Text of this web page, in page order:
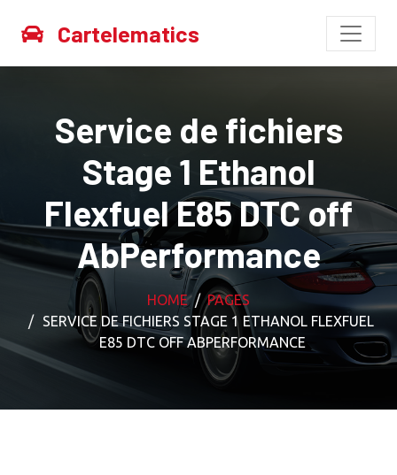
Cartelematics
Service de fichiers
Stage 1 Ethanol
Flexfuel E85 DTC off
AbPerformance
HOME
PAGES
SERVICE DE FICHIERS STAGE 1 ETHANOL FLEXFUEL
E85 DTC OFF ABPERFORMANCE